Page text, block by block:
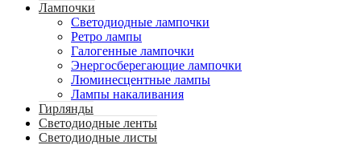
Лампочки
Светодиодные лампочки
Ретро лампы
Галогенные лампочки
Энергосберегающие лампочки
Люминесцентные лампы
Лампы накаливания
Гирлянды
Светодиодные ленты
Светодиодные листы